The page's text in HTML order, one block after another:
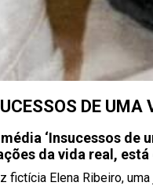
DE UMA
‘Insucessos de
da vida real,
fictícia Elena Ribeiro,